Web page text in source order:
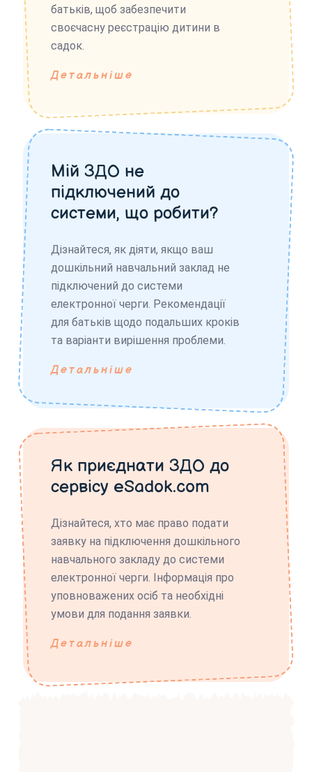
батьків, щоб забезпечити
своєчасну реєстрацію дитини в
садок.
Детальніше
Мій ЗДО не
підключений до
системи, що робити?
Дізнайтеся, як діяти, якщо ваш
дошкільний навчальний заклад не
підключений до системи
електронної черги. Рекомендації
для батьків щодо подальших кроків
та варіанти вирішення проблеми.
Детальніше
Як приєднати ЗДО до
сервісу eSadok.com
Дізнайтеся, хто має право подати
заявку на підключення дошкільного
навчального закладу до системи
електронної черги. Інформація про
уповноважених осіб та необхідні
умови для подання заявки.
Детальніше